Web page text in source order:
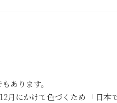
あります。
月にかけて色づくため 「日本